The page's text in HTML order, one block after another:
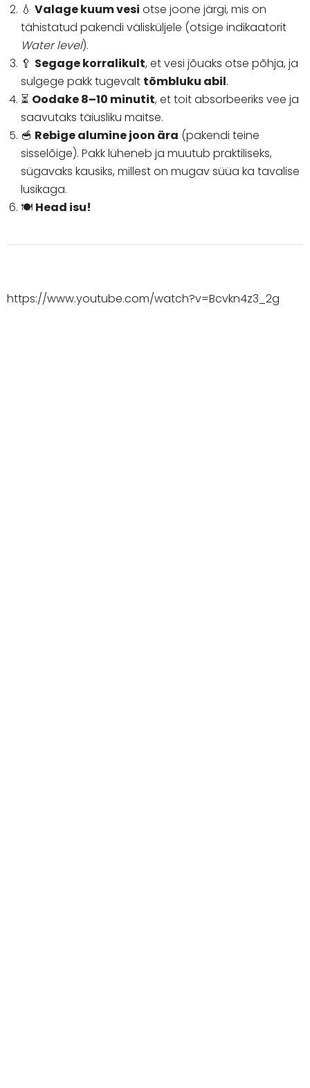
💧 Valage kuum vesi otse joone järgi, mis on
tähistatud pakendi välisküljele (otsige indikaatorit
Water level).
🥄 Segage korralikult, et vesi jõuaks otse põhja, ja
sulgege pakk tugevalt tõmbluku abil.
⏳ Oodake 8–10 minutit, et toit absorbeeriks vee ja
saavutaks täiusliku maitse.
🥣 Rebige alumine joon ära (pakendi teine
sisselõige). Pakk lüheneb ja muutub praktiliseks,
sügavaks kausiks, millest on mugav süüa ka tavalise
lusikaga.
🍽️ Head isu!
https://www.youtube.com/watch?v=Bcvkn4z3_2g